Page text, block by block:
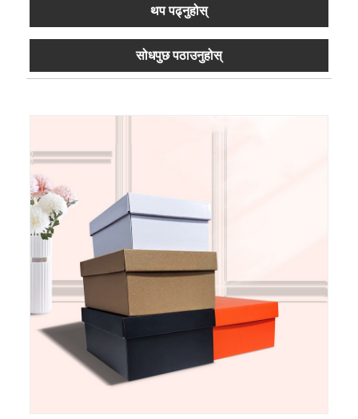
थप पढ्नुहोस्
सोधपुछ पठाउनुहोस्